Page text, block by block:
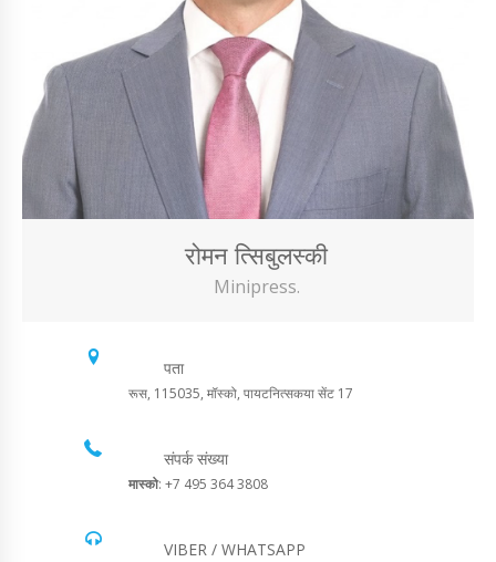
रोमन त्सिबुलस्की
Minipress.
पता
रूस, 115035, मॉस्को, पायटनित्सकया सेंट 17
संपर्क संख्या
मास्को: +7 495 364 3808
VIBER / WHATSAPP